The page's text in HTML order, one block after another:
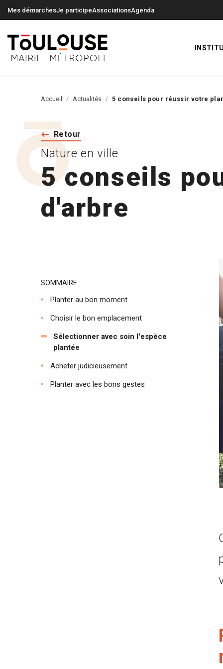
Mes démarchesJe participeAssociationsAgenda
Accueil Actualités 5 conseils pour réussir votre
Retour
5 conseils
d'arbre
Nature en ville
SOMMAIRE
Planter au bon moment
Choisir le bon emplacement
Sélectionner avec soin l'espèce
plantée
Acheter judicieusement
Planter avec les bons gestes